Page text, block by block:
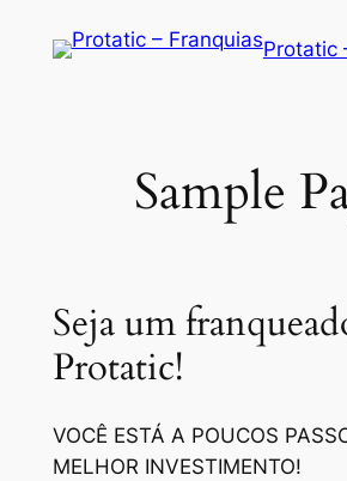
Protatic
Sample
Seja um
Protatic!
VOCÊ ESTÁ A POUCOS
MELHOR INVESTIMENTO!